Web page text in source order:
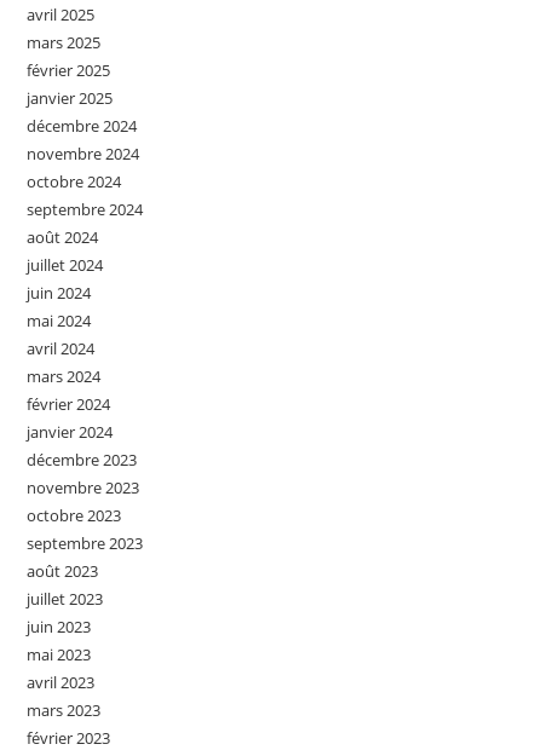
avril 2025
mars 2025
février 2025
janvier 2025
décembre 2024
novembre 2024
octobre 2024
septembre 2024
août 2024
juillet 2024
juin 2024
mai 2024
avril 2024
mars 2024
février 2024
janvier 2024
décembre 2023
novembre 2023
octobre 2023
septembre 2023
août 2023
juillet 2023
juin 2023
mai 2023
avril 2023
mars 2023
février 2023